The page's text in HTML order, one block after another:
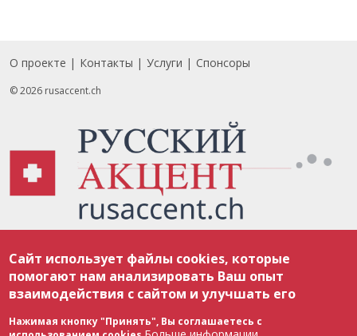
Footer
О проекте Контакты Услуги Спонсоры
© 2026 rusaccent.ch
соответствии с законодательством Швейцарии об авторском праве и
международными соглашениями. Полное или частичное использование
материалов возможно только с разрешения редакции. В случае полного
или частичного воспроизведения материалов сайта rusaccent.ch,
ОБЯЗАТЕЛЬНА АКТИВНАЯ ГИПЕРССЫЛКА на конкретный заимствованный
текст. Фотоизображения, размещенные редакцией rusaccent.ch, являются
ее исключительной собственностью. Полное или частичное
Сайт использует файлы cookies, которые
помогают нам анализировать Ваш опыт
взаимодействия с сайтом и улучшать его
Нажимая кнопку "Принять", Вы соглашаетесь с